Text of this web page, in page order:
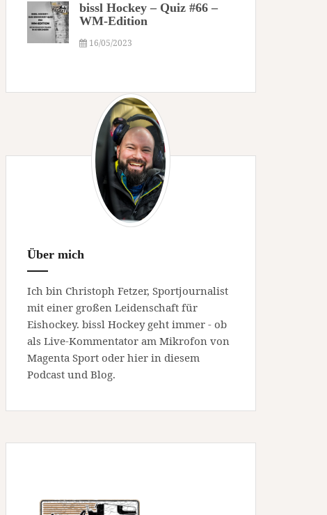
bissl Hockey – Quiz #66 –
WM-Edition
16/05/2023
Über mich
Ich bin Christoph Fetzer, Sportjournalist
mit einer großen Leidenschaft für
Eishockey. bissl Hockey geht immer - ob
als Live-Kommentator am Mikrofon von
Magenta Sport oder hier in diesem
Podcast und Blog.